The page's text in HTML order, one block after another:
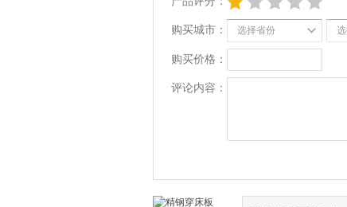
购买城市： 选择省份
购买价格：
评论内容：